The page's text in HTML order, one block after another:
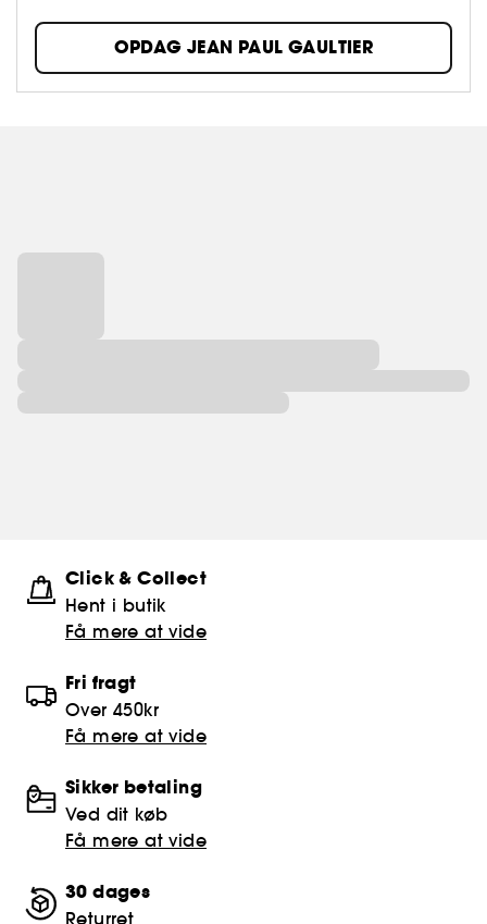
OPDAG JEAN PAUL GAULTIER
Click & Collect
Hent i butik
Få mere at vide
Fri fragt
Over 450kr
Få mere at vide
Sikker betaling
Ved dit køb
Få mere at vide
30 dages
Returret